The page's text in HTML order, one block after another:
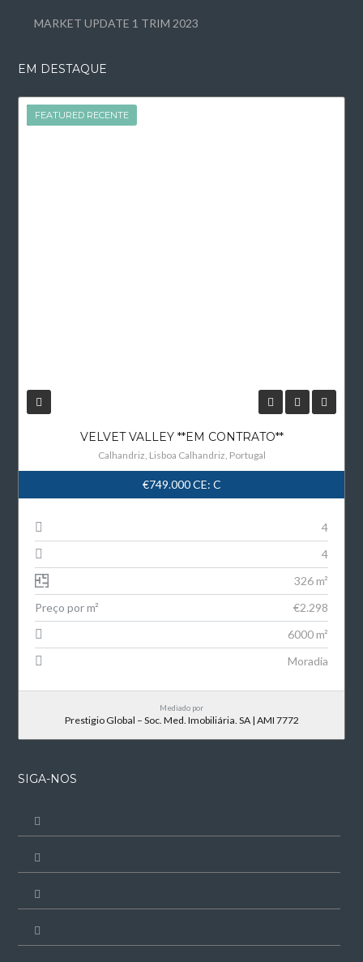
MARKET UPDATE 1 TRIM 2023
EM DESTAQUE
FEATURED
FEATURED RECENTE
VELVET VALLEY **EM CONTRATO**
Calhandriz, Lisboa Calhandriz, Portugal
€749.000CE: C
4
4
326 m²
Preço por m²
€2.298
6000 m²
Moradia
Mediado por
Prestigio Global – Soc. Med. Imobiliária. SA | AMI 7772
SIGA-NOS